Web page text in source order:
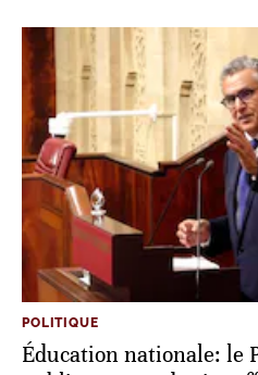
POLITIQUE
Éducation nationale: le